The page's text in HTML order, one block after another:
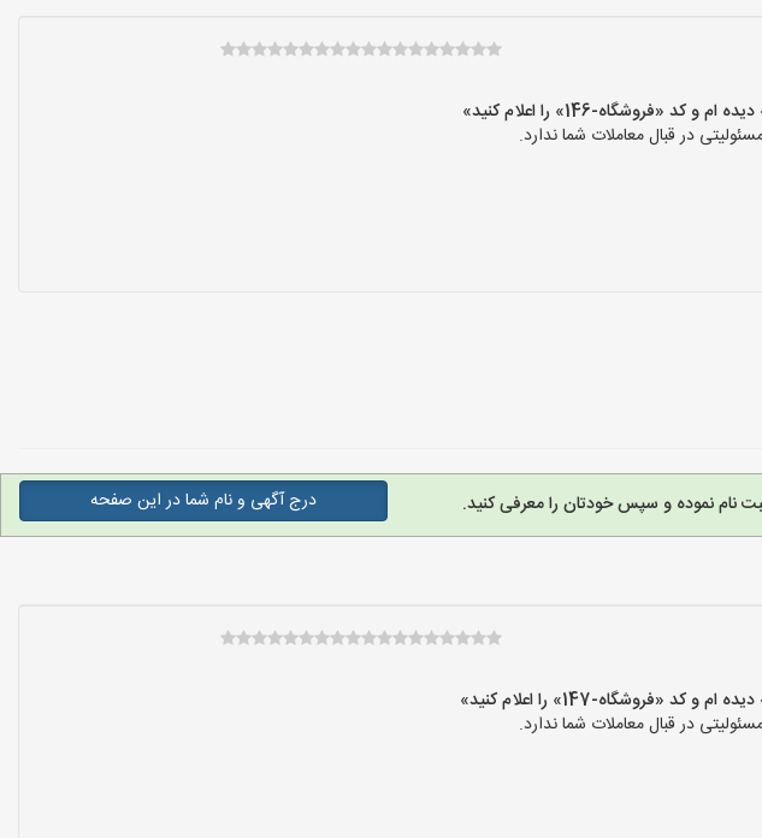
146» را اعلام کنید»
در قبال معاملات شما ندارد.
نام نموده و سپس خودتان را معرفی کنید. درج آگهی و نام شما در این صفحه
147» را اعلام کنید»
در قبال معاملات شما ندارد.